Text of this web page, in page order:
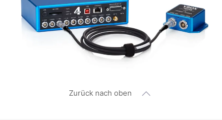
Zurück nach oben